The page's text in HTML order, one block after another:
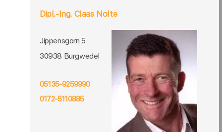
Dipl.-Ing. Claas Nolte
Jippensgorn 5
30938 Burgwedel
05135-9259990
0172-5110885